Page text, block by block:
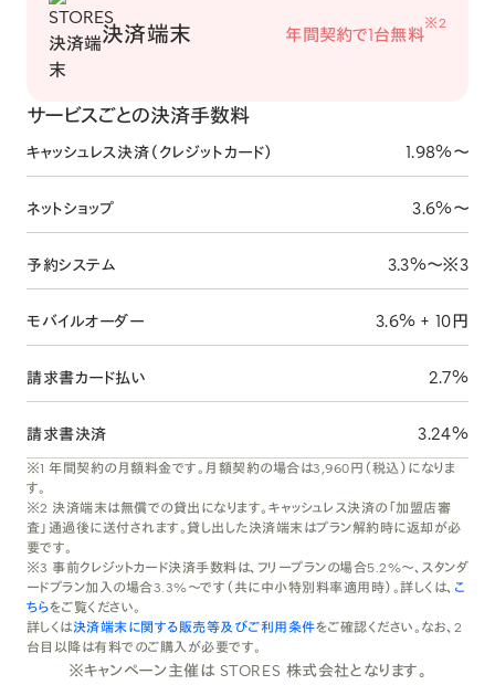
決済端末 年間契約で1台無料
※2
サービスごとの決済手数料
キャッシュレス決済（クレジットカード） 1.98%〜
ネットショップ 3.6%〜
予約システム 3.3%〜※3
モバイルオーダー 3.6% + 10円
請求書カード払い 2.7%
請求書決済 3.24%
※1 年間契約の月額料金です。月額契約の場合は3,960円（税込）になりま
す。
※2 決済端末は無償での貸出になります。キャッシュレス決済の「加盟店審
査」通過後に送付されます。貸し出した決済端末はプラン解約時に返却が必
要です。
※3 事前クレジットカード決済手数料は、フリープランの場合5.2%〜、スタンダ
ードプラン加入の場合3.3%〜です（共に中小特別料率適用時）。詳しくは、 こ
ちらをご覧ください。
詳しくは決済端末に関する販売等及びご利用条件をご確認ください。なお、2
台目以降は有料でのご購入が必要です。
※キャンペーン主催は STORES 株式会社となります。